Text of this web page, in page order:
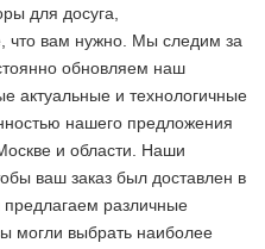
для досуга,
что вам нужно. Мы следим за
обновляем наш
актуальные и технологичные
нашего предложения
и области. Наши
ваш заказ был доставлен в
различные
могли выбрать наиболее